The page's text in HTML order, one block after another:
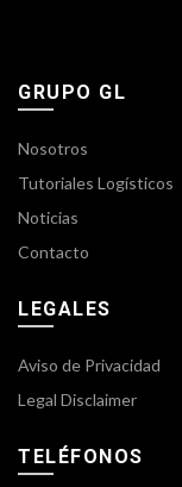
GRUPO GL
Nosotros
Tutoriales Logísticos
Noticias
Contacto
LEGALES
Aviso de Privacidad
Legal Disclaimer
TELÉFONOS